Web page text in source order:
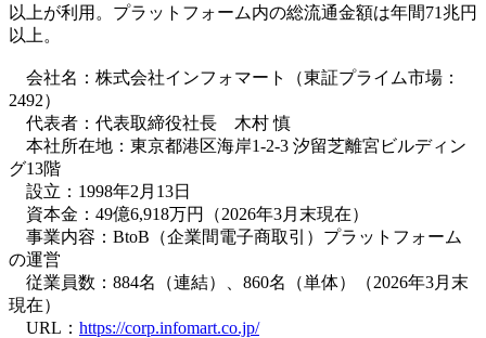
以上が利用。プラットフォーム内の総流通金額は年間71兆円
以上。
会社名：株式会社インフォマート（東証プライム市場：
2492）
代表者：代表取締役社長 木村 慎
本社所在地：東京都港区海岸1-2-3 汐留芝離宮ビルディン
グ13階
設立：1998年2月13日
資本金：49億6,918万円（2026年3月末現在）
事業内容：BtoB（企業間電子商取引）プラットフォーム
の運営
従業員数：884名（連結）、860名（単体）（2026年3月末
現在）
URL： https://corp.infomart.co.jp/